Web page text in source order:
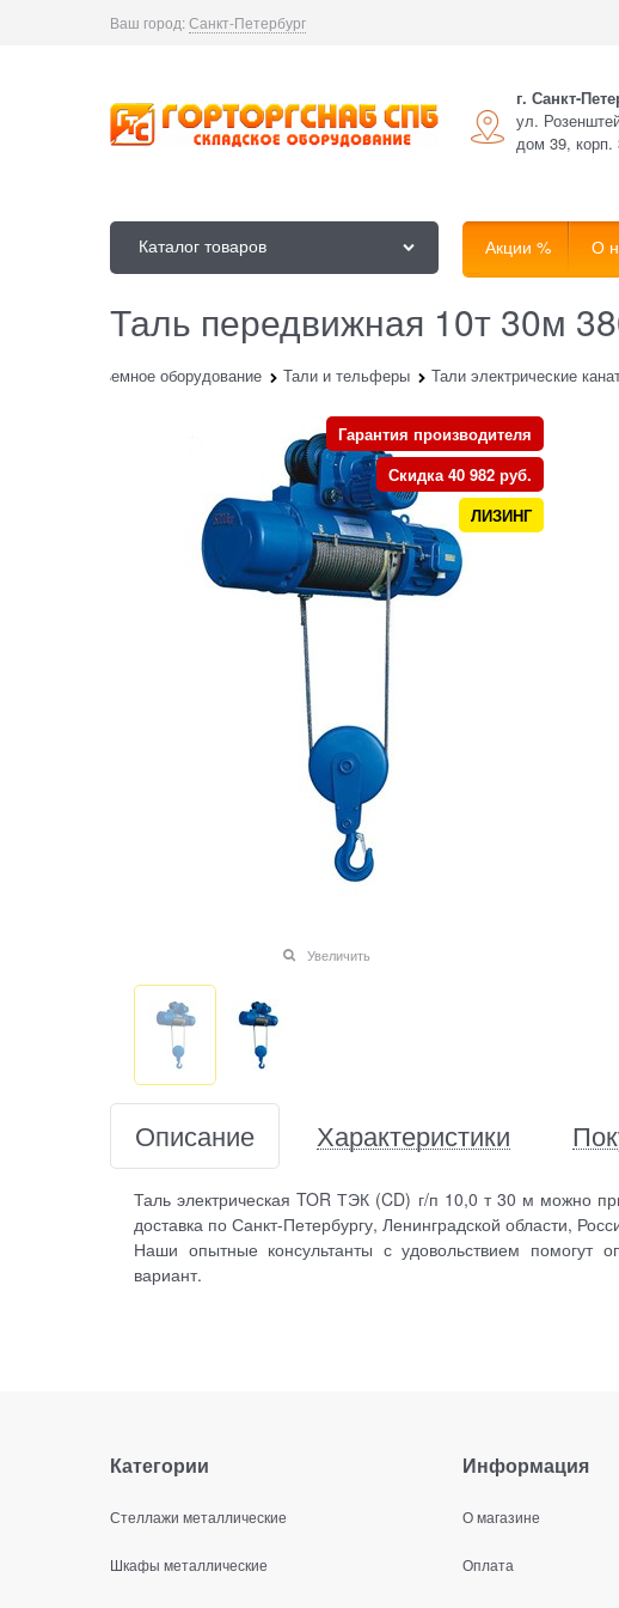
Ваш город:Санкт-Петербург
г. Санкт-
ул.
дом 39, корп.
Каталог товаров Акции % О
Таль передвижная 10т 30м
Грузоподъемное оборудование Тали и тельферы Тали электрические
Гарантия производителя
Скидка 40 982 руб.
ЛИЗИНГ
Увеличить
Описание Характеристики
Таль электрическая TOR ТЭК (CD) г/п 10,0 т 30 м можно
доставка по Санкт-Петербургу, Ленинградской области,
Наши опытные консультанты с удовольствием
вариант.
Категории
Стеллажи металлические
Шкафы металлические
Информация
О магазине
Оплата